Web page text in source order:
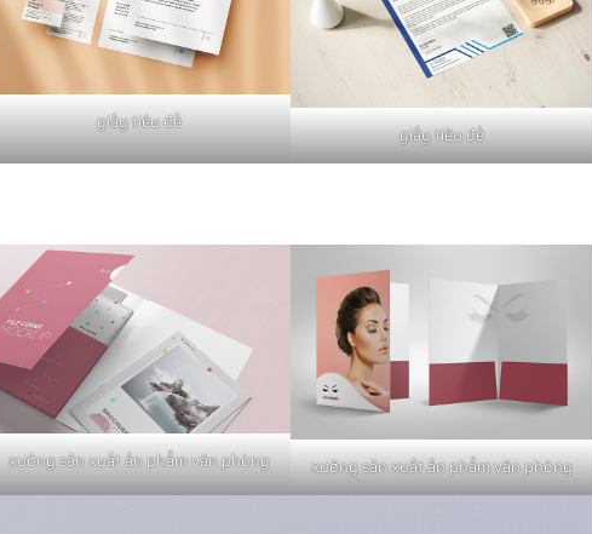
giấy tiêu đề
giấy tiêu đề
xưởng sản xuất ấn phẩm văn phòng xưởng sản xuất ấn phẩm văn phòng